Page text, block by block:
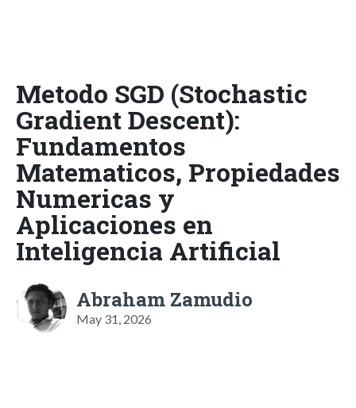
Metodo SGD (Stochastic
Gradient Descent):
Fundamentos
Matematicos, Propiedades
Numericas y
Aplicaciones en
Inteligencia Artificial
Abraham Zamudio
May 31, 2026